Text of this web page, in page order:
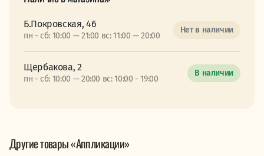
Б.Покровская, 46
пн - сб: 10:00 — 21:00 вс: 11:00 — 20:00
Нет в наличии
Щербакова, 2
пн - сб: 10:00 — 20:00 вс: 10:00 - 19:00
В наличии
Другие товары «Аппликации»